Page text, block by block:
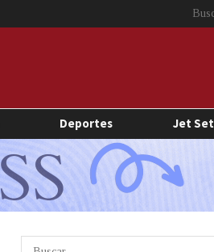
Deportes Jet Set